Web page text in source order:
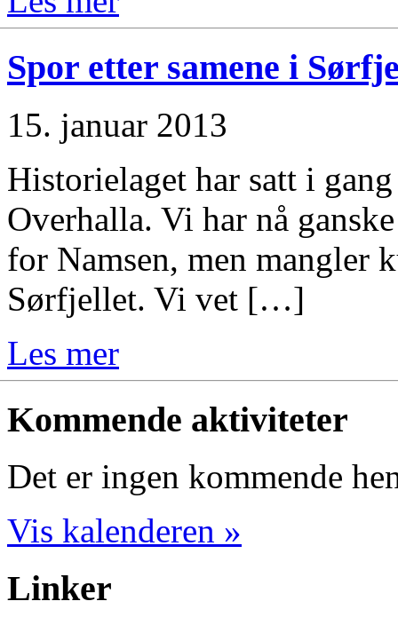
Spor etter samene i
15. januar 2013
Historielaget har satt i
Overhalla. Vi har nå
for Namsen, men mangler
Sørfjellet. Vi vet […]
Les mer
Kommende aktiviteter
Det er ingen kommende
Vis kalenderen »
Linker